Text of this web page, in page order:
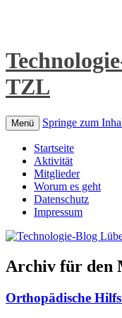
TZL
Menü Springe zum
Startseite
Aktivität
Mitglieder
Worum es geht
Datenschutz
Impressum
Archiv für den
Orthopädische